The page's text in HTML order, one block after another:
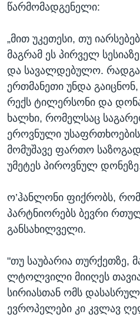
წარმომადგენელი:
„მით უკეთესი, თუ
მაგრამ ეს პირველ
და სავალდებულო. რადგან
ერთმანეთი უნდა
რექს ტილერსონი და
ხალხი, რომელსაც
ეროვნული
მომუშავე ფართო
უმეტეს პიროვნულ
ო’ჰანლონი ფიქრობს,
პარტნიორებს ბევრი
განსახილველი.
"თუ საუბარია თურქეთზე,
ლტოლვილი მიიღეს
სირიასთან ომს
ევროპელები კი კვლავ